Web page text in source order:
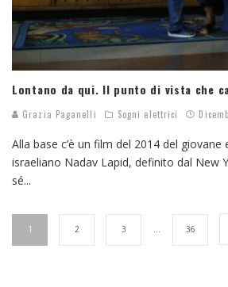
Lontano da qui. Il punto di vista che
Grazia Paganelli Sogni elettrici
Alla base c’è un film del 2014 del
israeliano Nadav Lapid, definito dal New
sé...
1 2 3 … 36